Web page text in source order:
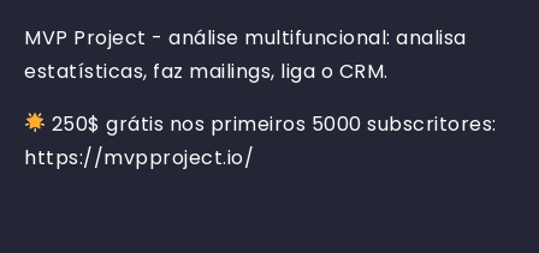
MVP Project - análise multifuncional: analisa
estatísticas, faz mailings, liga o CRM.
250$ grátis nos primeiros 5000 subscritores:
https://mvpproject.io/